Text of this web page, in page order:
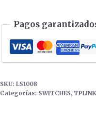
Pagos
SKU:LS1008
Categorías: SWITCHES,